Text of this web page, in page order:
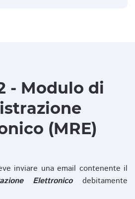
- Modulo di
(MRE)
inviare una email contenente il
Elettronicodebitamente